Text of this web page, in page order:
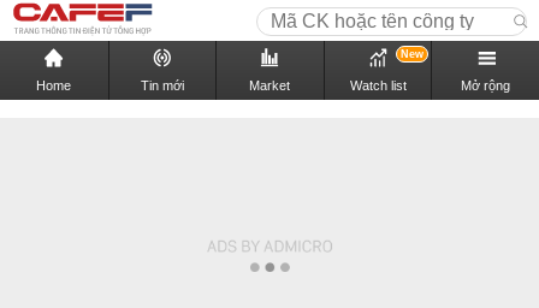
Home Tin mới Market Watch list
New
Mở rộng